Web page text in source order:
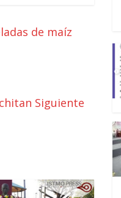
de maíz
Siguiente